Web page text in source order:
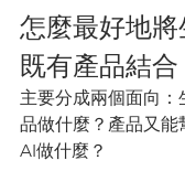
怎麼最好地
既有產品結合
主要分成兩個面向：
品做什麼？產品又能
AI做什麼？